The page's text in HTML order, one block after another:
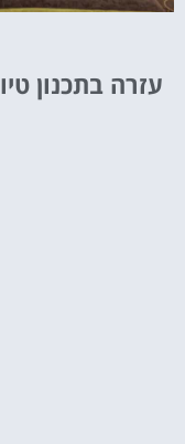
מציאת מלון
עזרה בתכנון